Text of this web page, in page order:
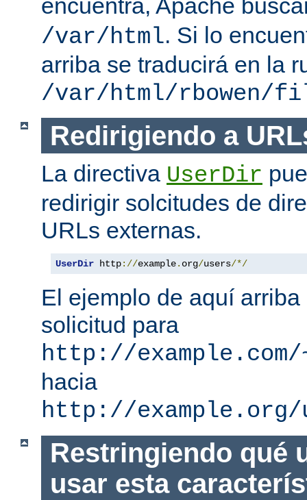
encuentra, Apache
/var/html. Si lo
arriba se traducirá en la
/var/html/rbowen/
Redirigiendo a
La directiva UserDir
redirigir solcitudes de
URLs externas.
UserDir http://example. org/users/*/
El ejemplo de aquí
solicitud para
http://example.com/
hacia
http://example.org/
Restringiendo qué
usar esta